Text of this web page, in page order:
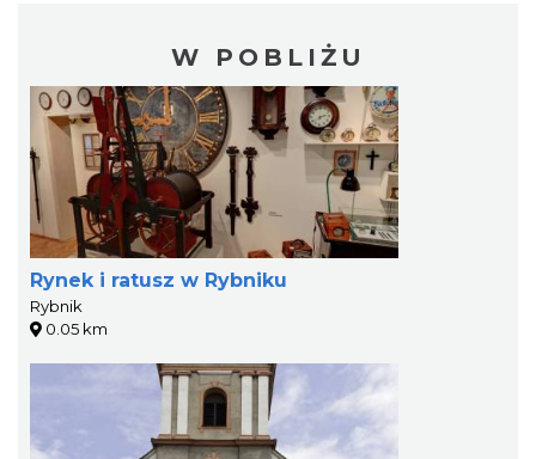
W POBLIŻU
Rynek i ratusz w Rybniku
Rybnik
0.05 km